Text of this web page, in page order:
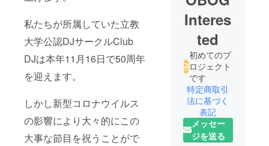
私たちが所属していた立教
大学公認DJサークルClub
DJは本年11月16日で50周年
を迎えます。
しかし新型コロナウイルス
の影響により大々的にこの
大事な節目を祝うことがで
Interes
ted
初めてのプ
ロジェクト
です
特定商取引
法に基づく
表記
メッセー
ジを送る